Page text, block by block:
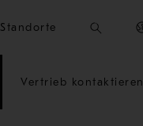
Standorte
Vertrieb kontaktieren